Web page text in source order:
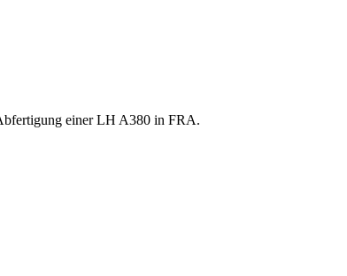
einer LH A380 in FRA.